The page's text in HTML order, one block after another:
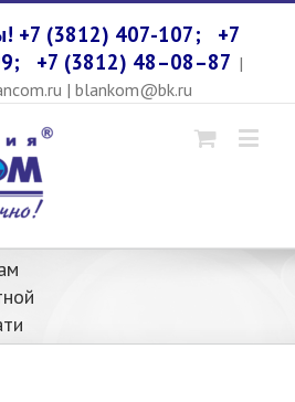
+7 (3812) 407-107; +7
+7 (3812) 48–08–87 |
| blankom@bk.ru